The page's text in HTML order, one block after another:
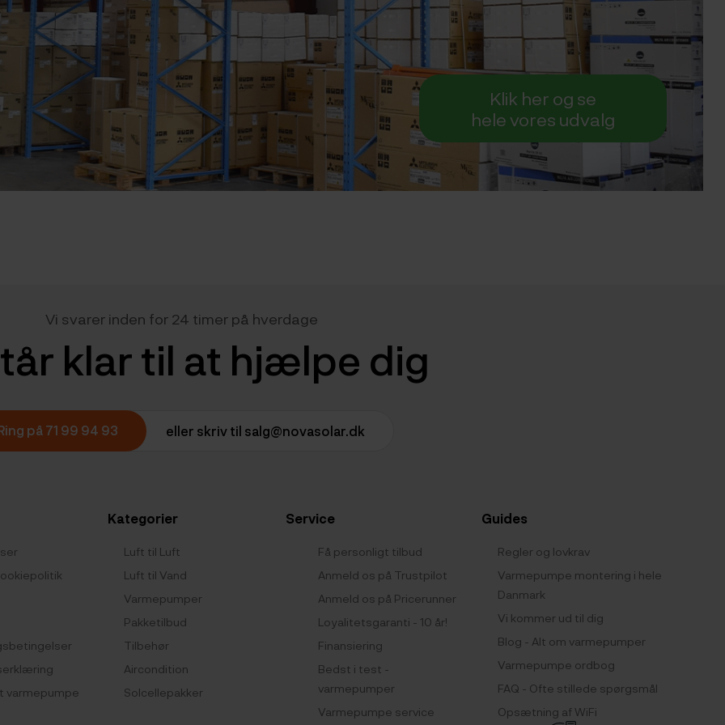
Klik her og se
hele vores udvalg
Vi svarer inden for 24 timer på hverdage
klar til at hjælpe dig
på 71 99 94 93 eller skriv til salg@novasolar.dk
varmepumpe
Kategorier
Luft til Luft
Luft til Vand
Varmepumper
Pakketilbud
Tilbehør
Aircondition
Solcellepakker
Service
Få personligt tilbud
Anmeld os på Trustpilot
Anmeld os på Pricerunner
Loyalitetsgaranti - 10 år!
Finansiering
Bedst i test -
varmepumper
Varmepumpe service
Guides
Regler og lovkrav
Varmepumpe montering i hele
Danmark
Vi kommer ud til dig
Blog - Alt om varmepumper
Varmepumpe ordbog
FAQ - Ofte stillede spørgsmål
Opsætning af WiFi